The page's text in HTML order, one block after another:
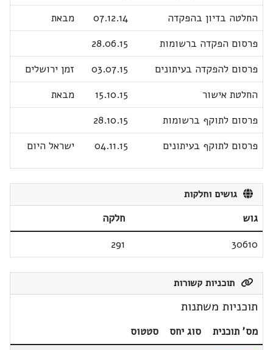
החלטה בדיון בהפקדה
07.12.14
מבאת
פרסום הפקדה ברשומות
28.06.15
פרסום להפקדה בעיתונים
03.07.15
זמן ירושלים
החלטת אישור
15.10.15
מבאת
פרסום לתוקף ברשומות
28.10.15
פרסום לתוקף בעיתונים
04.11.15 ישראל היום
גושים וחלקות
גוש
חלקה
30610
291
תוכניות קשורות
תוכניות משתנות
מס' תוכנית סוג יחס
סטטוס